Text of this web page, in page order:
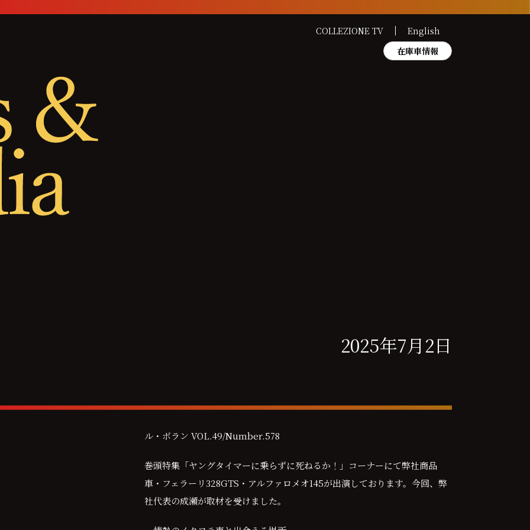
COLLEZIONE TV
English
在庫車情報
2025年7月2日
ル・ボラン VOL.49/Number.578
巻頭特集「ヤングタイマーに乗らずに死ねるか！」コーナーにて弊社商品
車・フェラーリ328GTS・アルファロメオ145が出演しております。今回、弊
社代表の成瀬が取材を受けました。